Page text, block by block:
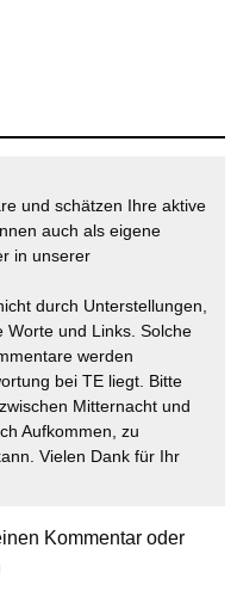
und schätzen Ihre aktive
auch als eigene
in unserer
durch Unterstellungen,
Worte und Links. Solche
werden
bei TE liegt. Bitte
Mitternacht und
Aufkommen, zu
Vielen Dank für Ihr
Kommentar oder